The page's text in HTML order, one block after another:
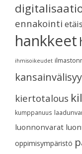
ennakointi
hankkeet
ihmisoikeudet
kiertotalous
kumppanuus
luonnonvarat
oppimisympäristö